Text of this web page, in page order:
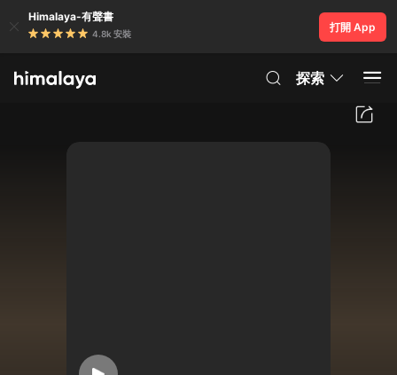
Himalaya-有聲書
4.8k 安裝
打開 App
探索